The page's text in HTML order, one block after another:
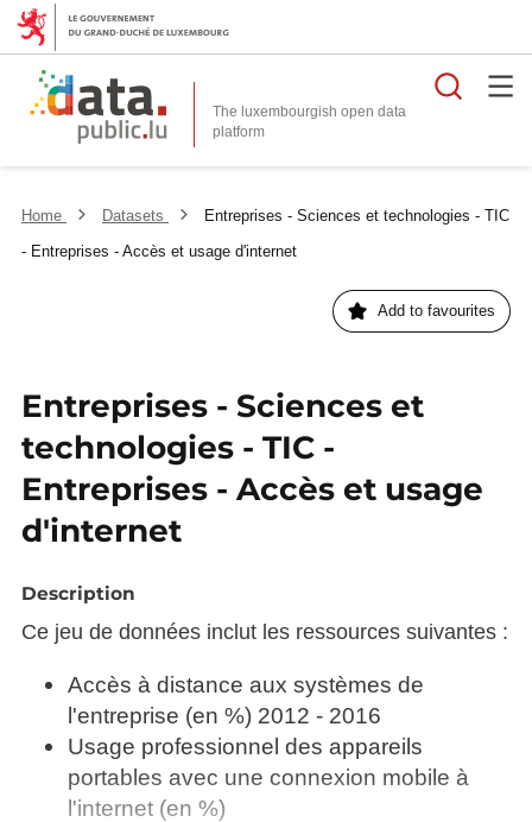
The luxembourgish open data
platform
Home Datasets
Entreprises - Sciences et technologies - TIC
- Entreprises - Accès et usage d'internet
Add to favourites
Entreprises - Sciences et
technologies - TIC -
Entreprises - Accès et usage
d'internet
Description
Ce jeu de données inclut les ressources suivantes :
Accès à distance aux systèmes de
l'entreprise (en %) 2012 - 2016
Usage professionnel des appareils
portables avec une connexion mobile à
l'internet (en %)